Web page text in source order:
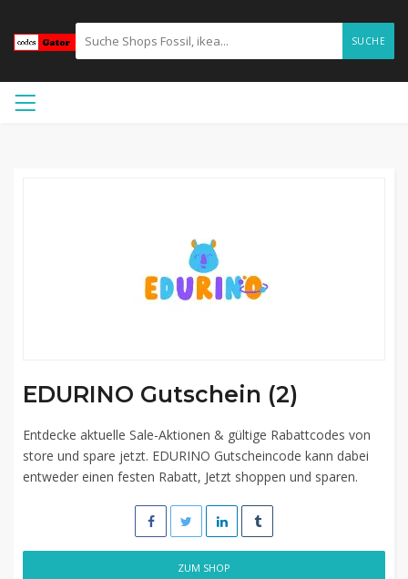
SUCHE
EDURINO Gutschein (2)
Entdecke aktuelle Sale-Aktionen & gültige Rabattcodes von
store und spare jetzt. EDURINO Gutscheincode kann dabei
entweder einen festen Rabatt, Jetzt shoppen und sparen.
ZUM SHOP